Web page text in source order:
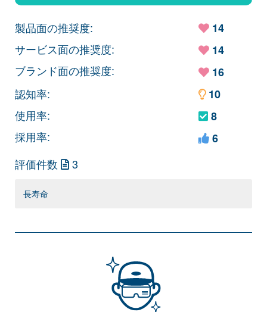
製品面の推奨度:
サービス面の推奨度:
ブランド面の推奨度:
14
14
16
認知率:
使用率:
採用率:
10
8
6
評価件数
3
長寿命